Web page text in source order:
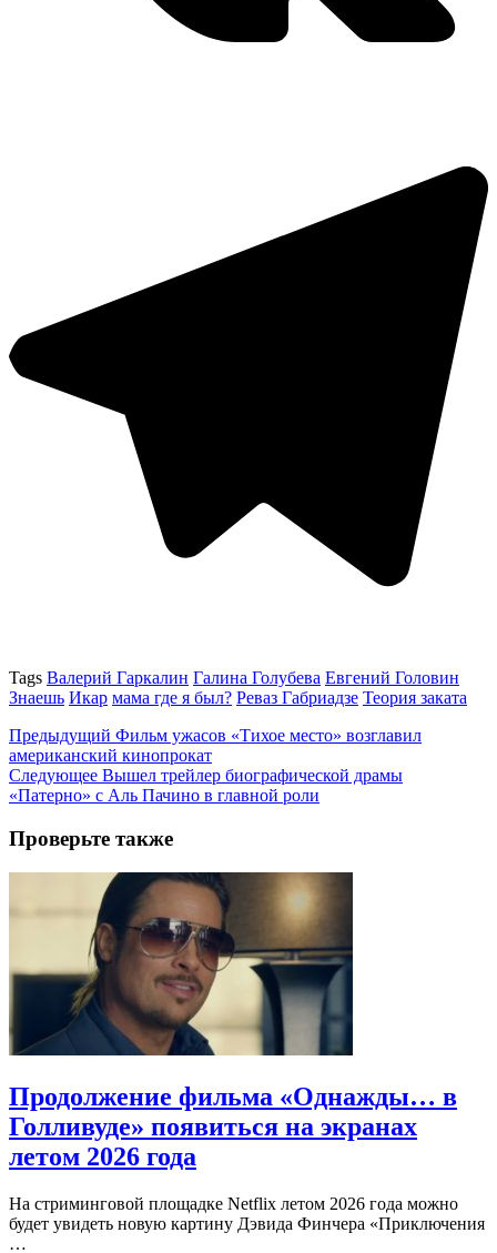
Tags Валерий Гаркалин Галина Голубева Евгений Головин
Знаешь Икар мама где я был? Реваз Габриадзе Теория заката
Предыдущий Фильм ужасов «Тихое место» возглавил
американский кинопрокат
Следующее Вышел трейлер биографической драмы
«Патерно» с Аль Пачино в главной роли
Проверьте также
Продолжение фильма «Однажды… в
Голливуде» появиться на экранах
летом 2026 года
На стриминговой площадке Netflix летом 2026 года можно
будет увидеть новую картину Дэвида Финчера «Приключения
…